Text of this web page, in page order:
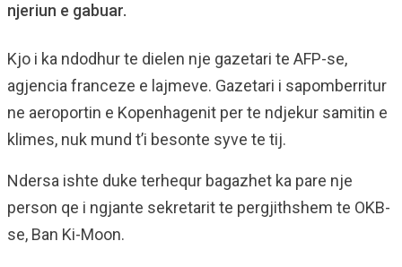
njeriun e gabuar.
Kjo i ka ndodhur te dielen nje gazetari te AFP-se,
agjencia franceze e lajmeve. Gazetari i sapomberritur
ne aeroportin e Kopenhagenit per te ndjekur samitin e
klimes, nuk mund t’i besonte syve te tij.
Ndersa ishte duke terhequr bagazhet ka pare nje
person qe i ngjante sekretarit te pergjithshem te OKB-
se, Ban Ki-Moon.